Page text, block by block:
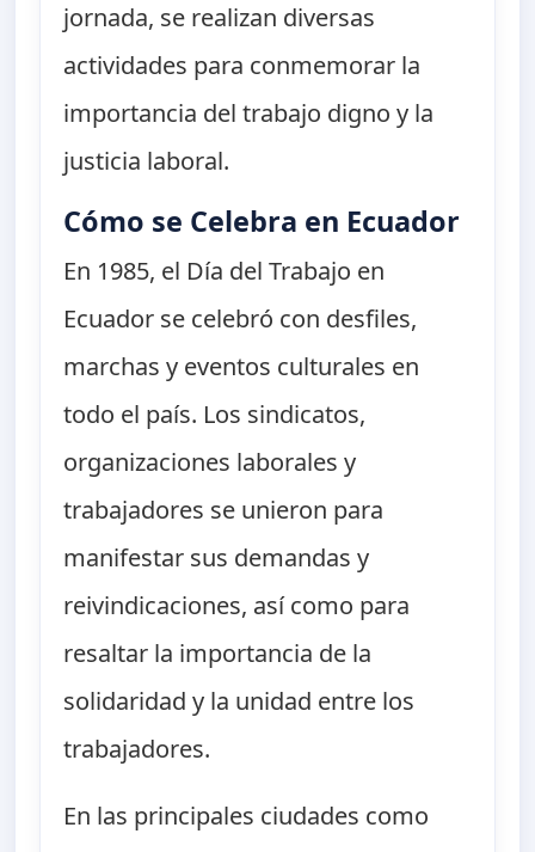
jornada, se realizan diversas
actividades para conmemorar la
importancia del trabajo digno y la
justicia laboral.
Cómo se Celebra en Ecuador
En 1985, el Día del Trabajo en
Ecuador se celebró con desfiles,
marchas y eventos culturales en
todo el país. Los sindicatos,
organizaciones laborales y
trabajadores se unieron para
manifestar sus demandas y
reivindicaciones, así como para
resaltar la importancia de la
solidaridad y la unidad entre los
trabajadores.
En las principales ciudades como